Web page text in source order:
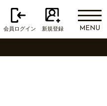
会員ログイン 新規登録 MENU